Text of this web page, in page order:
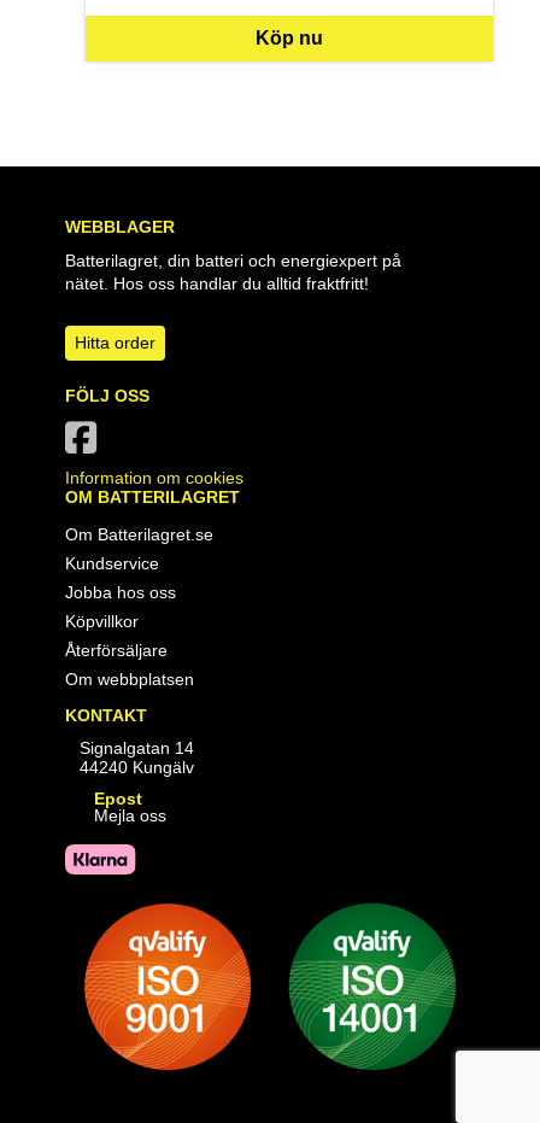
Köp nu
WEBBLAGER
Batterilagret, din batteri och energiexpert på
nätet. Hos oss handlar du alltid fraktfritt!
Hitta order
FÖLJ OSS
Information om cookies
OM BATTERILAGRET
Om Batterilagret.se
Kundservice
Jobba hos oss
Köpvillkor
Återförsäljare
Om webbplatsen
KONTAKT
Signalgatan 14
44240 Kungälv
Epost
Mejla oss